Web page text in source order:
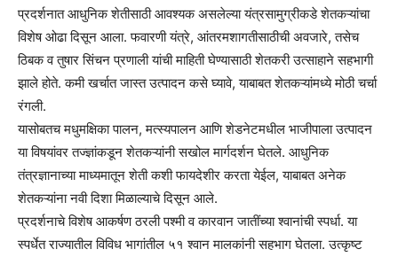
प्रदर्शनात आधुनिक शेतीसाठी आवश्यक असलेल्या यंत्रसामुग्रीकडे शेतकऱ्यांचा
विशेष ओढा दिसून आला. फवारणी यंत्रे, आंतरमशागतीसाठीची अवजारे, तसेच
ठिबक व तुषार सिंचन प्रणाली यांची माहिती घेण्यासाठी शेतकरी उत्साहाने सहभागी
झाले होते. कमी खर्चात जास्त उत्पादन कसे घ्यावे, याबाबत शेतकऱ्यांमध्ये मोठी चर्चा
रंगली.
यासोबतच मधुमक्षिका पालन, मत्स्यपालन आणि शेडनेटमधील भाजीपाला उत्पादन
या विषयांवर तज्ज्ञांकडून शेतकऱ्यांनी सखोल मार्गदर्शन घेतले. आधुनिक
तंत्रज्ञानाच्या माध्यमातून शेती कशी फायदेशीर करता येईल, याबाबत अनेक
शेतकऱ्यांना नवी दिशा मिळाल्याचे दिसून आले.
प्रदर्शनाचे विशेष आकर्षण ठरली पश्मी व कारवान जातींच्या श्वानांची स्पर्धा. या
स्पर्धेत राज्यातील विविध भागांतील ५१ श्वान मालकांनी सहभाग घेतला. उत्कृष्ट